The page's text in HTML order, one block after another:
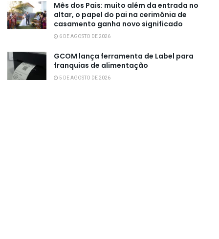
Mês dos Pais: muito além da entrada no
altar, o papel do pai na cerimônia de
casamento ganha novo significado
6 DE AGOSTO DE 2026
GCOM lança ferramenta de Label para
franquias de alimentação
5 DE AGOSTO DE 2026